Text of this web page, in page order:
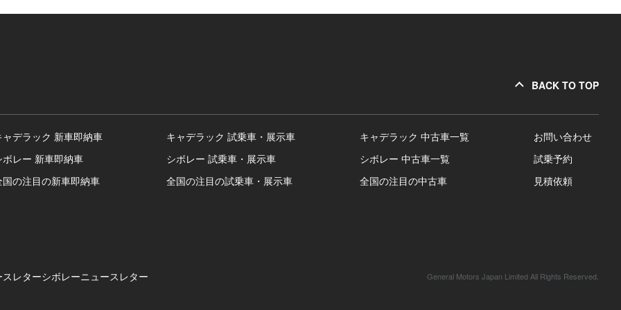
BACK TO TOP
ャデラック 新車即納車
ボレー 新車即納車
国の注目の新車即納車
キャデラック 試乗車・展示車
シボレー 試乗車・展示車
全国の注目の試乗車・展示車
キャデラック 中古車一覧
シボレー 中古車一覧
全国の注目の中古車
お問い合わせ
試乗予約
見積依頼
レターシボレーニュースレター General Motors Japan Limited All Rights Reserved.